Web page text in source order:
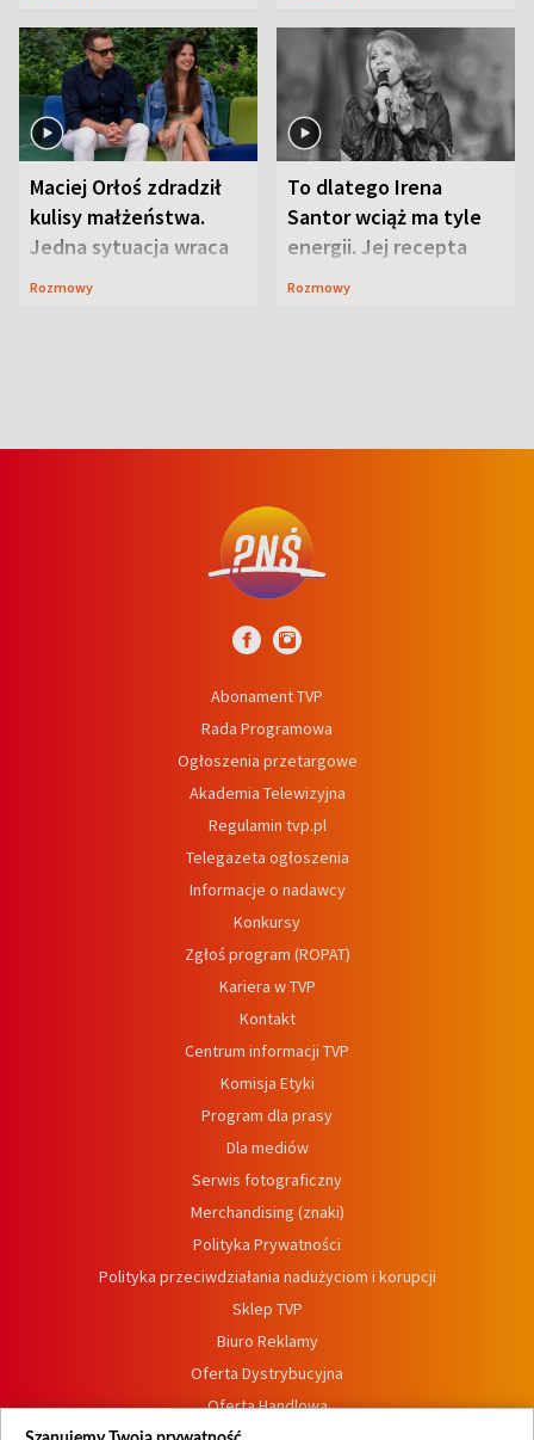
Maciej Orłoś zdradził
kulisy małżeństwa.
Jedna sytuacja wraca
jak bumerang
Rozmowy
To dlatego Irena
Santor wciąż ma tyle
energii. Jej recepta
jest zaskakująco
Rozmowy
Abonament TVP
Rada Programowa
Ogłoszenia przetargowe
Akademia Telewizyjna
Regulamin tvp.pl
Telegazeta ogłoszenia
Informacje o nadawcy
Konkursy
Zgłoś program (ROPAT)
Kariera w TVP
Kontakt
Centrum informacji TVP
Komisja Etyki
Program dla prasy
Dla mediów
Serwis fotograficzny
Merchandising (znaki)
Polityka Prywatności
Polityka przeciwdziałania nadużyciom i korupcji
Sklep TVP
Biuro Reklamy
Oferta Dystrybucyjna
Oferta Handlowa